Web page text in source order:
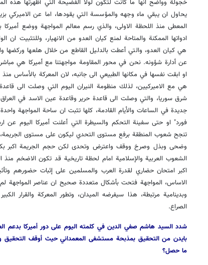
خجولة وواضح انها ما كانت لتكون لولا الفضيحة التي أظهرتها
يحاول ان يبقي ماء وجهه والمؤسسة التي يقودها، اما عن الاميركي
المعطى منذ اللحظة الاولى، والذي رسم معالم المواجهة ووضع
هي كيان العدو، والتي أعطت بالدليل القاطع من خلال هلعها وركضها
عن أدارة شؤونه. نحن في محور المقاومة مواجهتنا مع أميركا هي
او ابقت نفسها في مكانها الطبيعي الى جانبه، لان المعركة
هي مع الاميركيين، لذلك منظومة النيران اليوم التي وصلت الى
شرق سوريا، والتي وصلت الى قاعدة حرير وقاعدة عين الاسد في
جديدة في الساعات والأيام القادمة، كلها تثبت ان ساحة المواجهة
فورد" او حتى سفينة التحكم والسيطرة التي أعلنت أميركا اليوم عن
تنجح شعوب المنطقة برفع مستوى التحدي ليكون على مستوى الجريمة،
وضحى وبذل وصرخ ووقف واعترض وتحدى لكن حجم الجريمة اكبر
الشعوب العربية والإسلامية امام لحظة تاريخية قد تكون الاضخم
اكبر امتحان حضاري لقدرة العرب والمسلمين على إثبات حضورهم
الاساس، المواجهة فتحت بأشكال متعددة صحيح ان عناصر المواجهة
وبدينامية مرتبطة، هذا سيفرضه الميدان، وتطور المعركة والقرار
الصراع.
شدد السيد هاشم صفي الدين في كلمته اليوم على دور أميركا بدعم
بايدن من التحقيق بمذبحة مستشفى المعمداني حيث أوقف التحقيق
ما حصل؟